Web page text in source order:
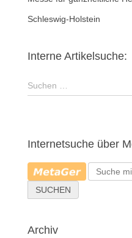
Schleswig-Holstein
Interne Artikelsuche:
S
u
n
n
h
Suchen …
Internetsuche über
SUCHEN
Archiv